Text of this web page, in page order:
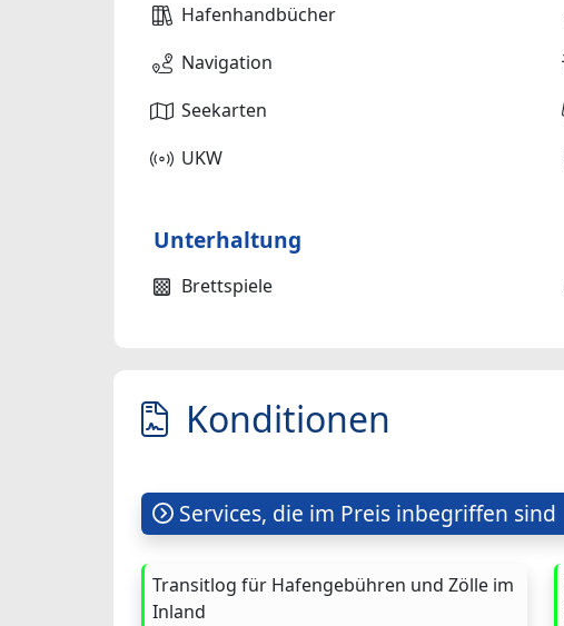
Hafenhandbücher
Navigation
Seekarten
UKW
Unterhaltung
Brettspiele
Konditionen
Services, die im Preis inbegriffen sind
Transitlog für Hafengebühren und Zölle im
Inland